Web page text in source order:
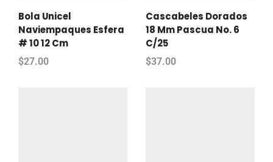
Bola Unicel
Naviempaques Esfera
# 10 12 Cm
$27.00
Cascabeles Dorados
18 Mm Pascua No. 6
C/25
$37.00